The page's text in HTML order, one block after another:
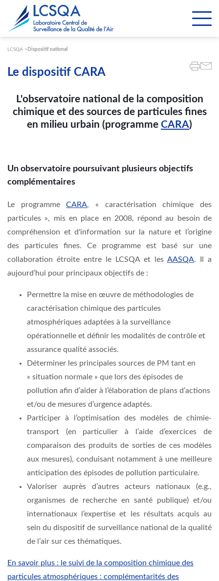
LCSQA Dispositif national
Le dispositif CARA
L'observatoire national de la composition
chimique et des sources de particules fines
en milieu urbain (programme CARA)
Un observatoire poursuivant plusieurs objectifs
complémentaires
Le programmeCARA, « caractérisation chimique des
particules », mis en place en 2008, répond au besoin de
compréhension et d'information sur la nature et l’origine
des particules fines. Ce programme est basé sur une
collaboration étroite entre le LCSQA et les AASQA. Il a
aujourd’hui pour principaux objectifs de :
Permettre la mise en œuvre de méthodologies de
caractérisation chimique des particules
atmosphériques adaptées à la surveillance
opérationnelle et définir les modalités de contrôle et
assurance qualité associés.
Déterminer les principales sources de PM tant en
« situation normale » que lors des épisodes de
pollution afin d’aider à l’élaboration de plans d’actions
et/ou de mesures d’urgence adaptés.
Participer à l’optimisation des modèles de chimie-
transport (en particulier à l’aide d’exercices de
comparaison des produits de sorties de ces modèles
aux mesures), conduisant notamment à une meilleure
anticipation des épisodes de pollution particulaire.
Valoriser auprès d’autres acteurs nationaux (e.g.,
organismes de recherche en santé publique) et/ou
internationaux l’expertise et les résultats acquis au
sein du dispositif de surveillance national de la qualité
de l’air sur ces thématiques.
En savoir plus : le suivi de la composition chimique des
particules atmosphériques : complémentarités des
Paramétrer les cookies